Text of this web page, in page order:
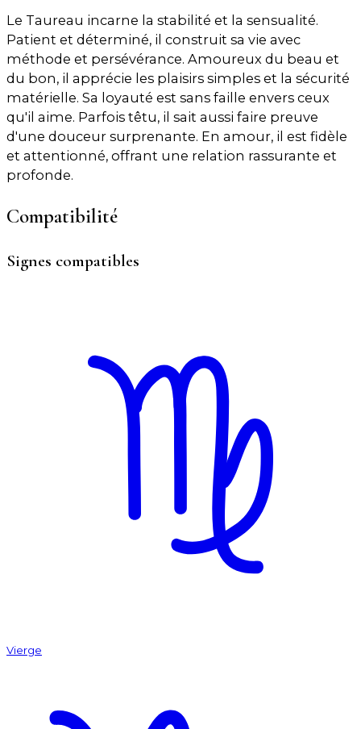
Le Taureau incarne la stabilité et la sensualité.
Patient et déterminé, il construit sa vie avec
méthode et persévérance. Amoureux du beau et
du bon, il apprécie les plaisirs simples et la sécurité
matérielle. Sa loyauté est sans faille envers ceux
qu'il aime. Parfois têtu, il sait aussi faire preuve
d'une douceur surprenante. En amour, il est fidèle
et attentionné, offrant une relation rassurante et
profonde.
Compatibilité
Signes compatibles
Vierge